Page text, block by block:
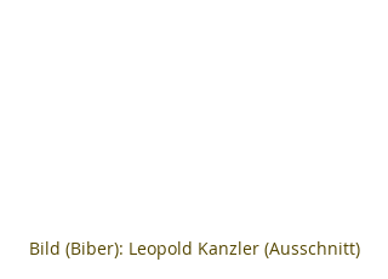
Bild (Biber): Leopold Kanzler (Ausschnitt)